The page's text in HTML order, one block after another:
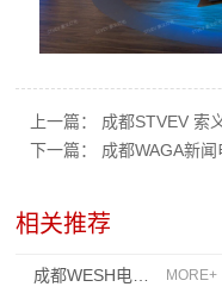
上一篇： 成都STVEV 索
下一篇： 成都WAGA新闻
相关推荐
MORE+
成都WESH电视台